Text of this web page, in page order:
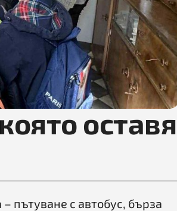
оставя
пътуване с автобус, бърза